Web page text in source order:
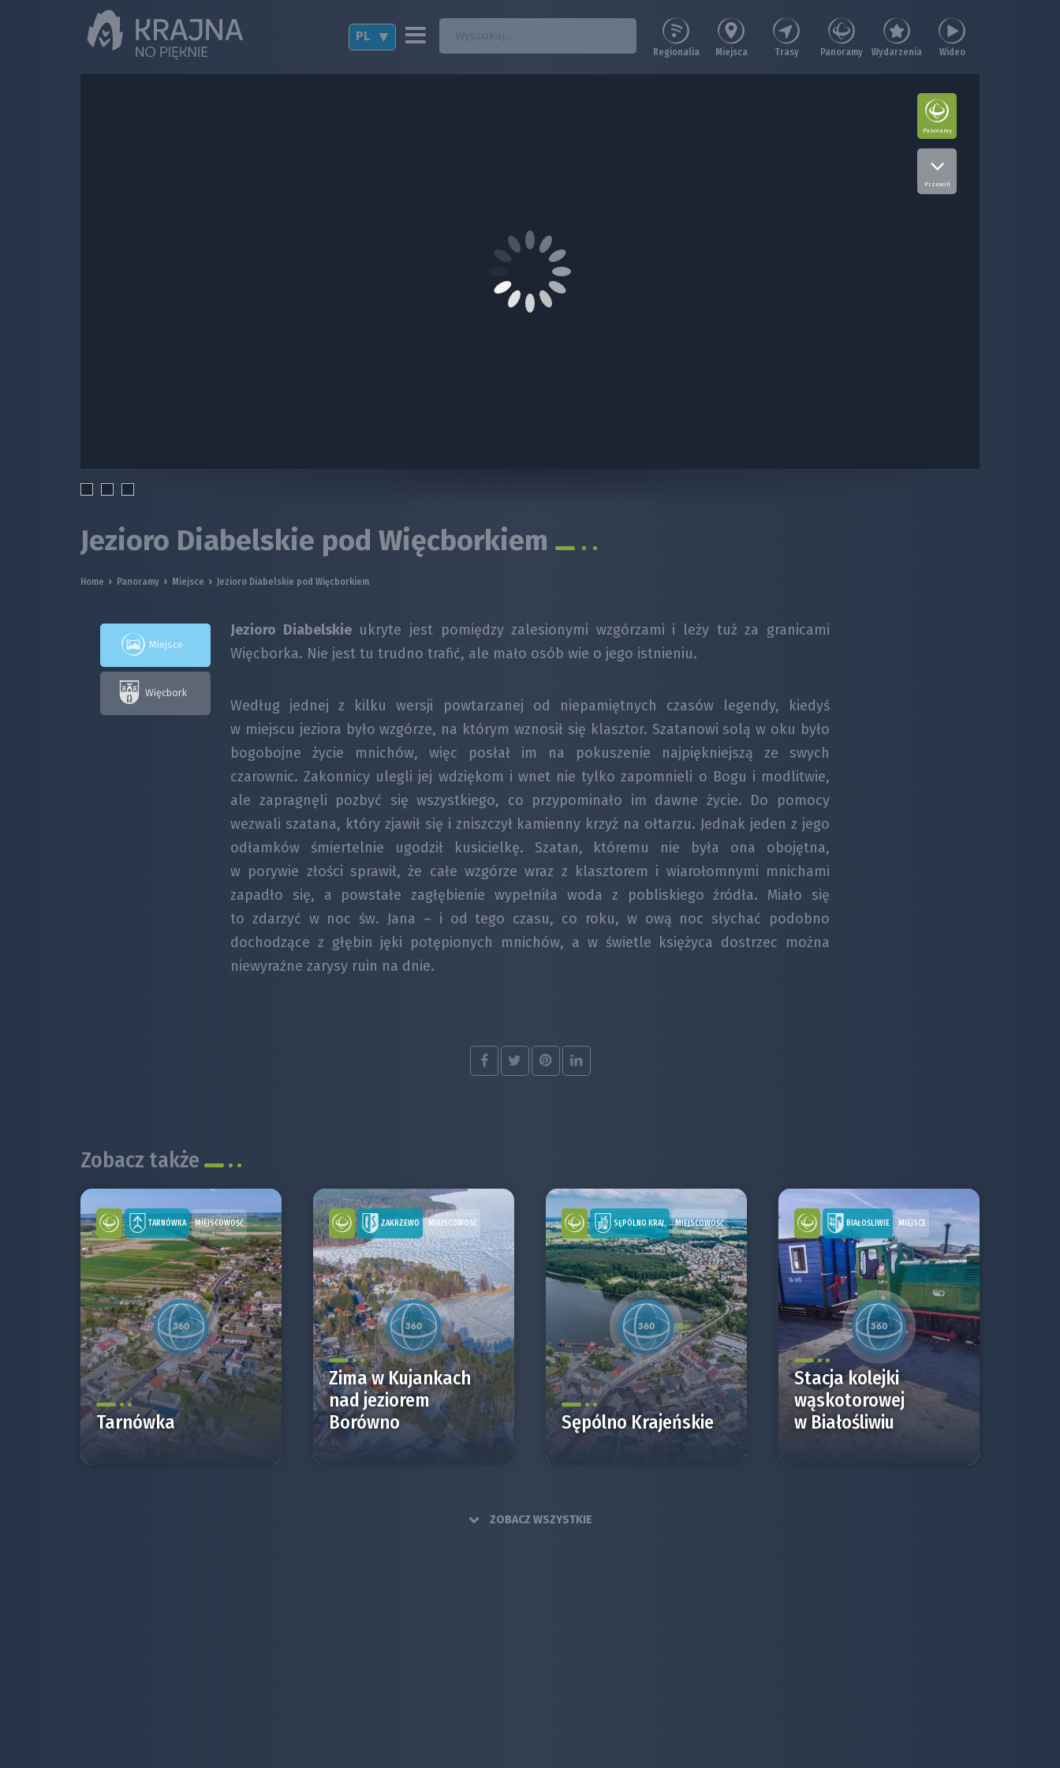
PL
Regionalia Miejsca Trasy Panoramy Wydarzenia Wideo
Panoramy
Przewiń
Jezioro Diabelskie pod Więcborkiem
Home › Panoramy › Miejsce › Jezioro Diabelskie pod Więcborkiem
Miejsce
Więcbork
Jezioro Diabelskieukryte jestpomiędzy zalesionymi wzgórzami i leży tuż za granicami
Więcborka. Nie jest tu trudno trafić, ale mało osób wie o jego istnieniu.
Według jednej z kilku wersji powtarzanej od niepamiętnych czasów legendy, kiedyś
w miejscu jeziora było wzgórze, na którym wznosił się klasztor. Szatanowi solą w oku było
bogobojne życie mnichów, więc posłał im na pokuszenie najpiękniejszą ze swych
czarownic. Zakonnicy ulegli jej wdziękom i wnet nie tylko zapomnieli o Bogu i modlitwie,
ale zapragnęli pozbyć się wszystkiego, co przypominało im dawne życie. Do pomocy
wezwali szatana, który zjawił się i zniszczył kamienny krzyż na ołtarzu. Jednak jeden z jego
odłamków śmiertelnie ugodził kusicielkę. Szatan, któremu nie była ona obojętna,
w porywie złości sprawił, że całe wzgórze wraz z klasztorem i wiarołomnymi mnichami
zapadło się, a powstałe zagłębienie wypełniła woda z pobliskiego źródła. Miało się
to zdarzyć w noc św. Jana – i od tego czasu, co roku, w ową noc słychać podobno
dochodzące z głębin jęki potępionych mnichów, a w świetle księżyca dostrzec można
niewyraźne zarysy ruin na dnie.
Zobacz także
TARNÓWKA MIEJSCOWOŚĆ
Tarnówka
ZAKRZEWO MIEJSCOWOŚĆ
Zima w Kujankach
nad jeziorem
Borówno
SĘPÓLNO KRAJ, MIEJSCOWOŚĆ
Sępólno Krajeńskie
BIAŁOŚLIWIE MIEJSCE
Stacja kolejki
wąskotorowej
w Białośliwiu
ZOBACZ WSZYSTKIE